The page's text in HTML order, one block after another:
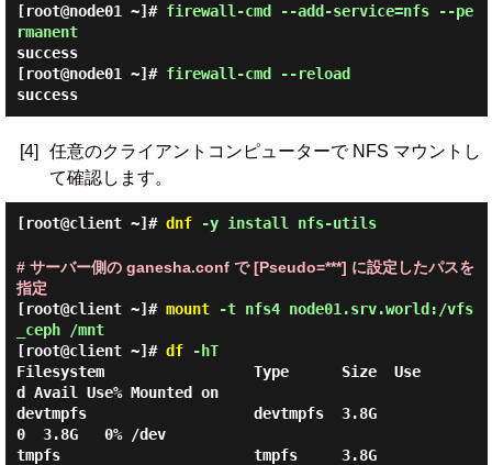
[root@node01 ~]# firewall-cmd --add-service=nfs --pe
rmanent
success
[root@node01 ~]# firewall-cmd --reload
success
[4]
任意のクライアントコンピューターで NFS マウントし
て確認します。
[root@client ~]# dnf-y install nfs-utils
# サーバー側の ganesha.conf で [Pseudo=***] に設定したパスを
指定
[root@client ~]# mount-t nfs4 node01.srv.world:/vfs
_ceph /mnt
[root@client ~]# df-hT
Filesystem                 Type      Size  Use
d Avail Use% Mounted on
devtmpfs                   devtmpfs  3.8G
0  3.8G   0% /dev
tmpfs                      tmpfs     3.8G